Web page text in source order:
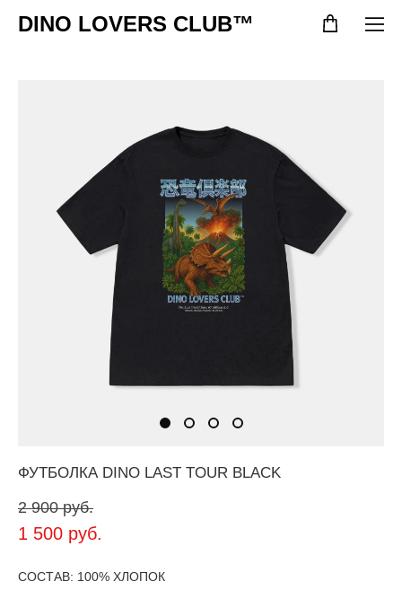
DINO LOVERS CLUB™
ФУТБОЛКА DINO LAST TOUR BLACK
2 900 pуб.
1 500 pуб.
СОСТАВ: 100% ХЛОПОК